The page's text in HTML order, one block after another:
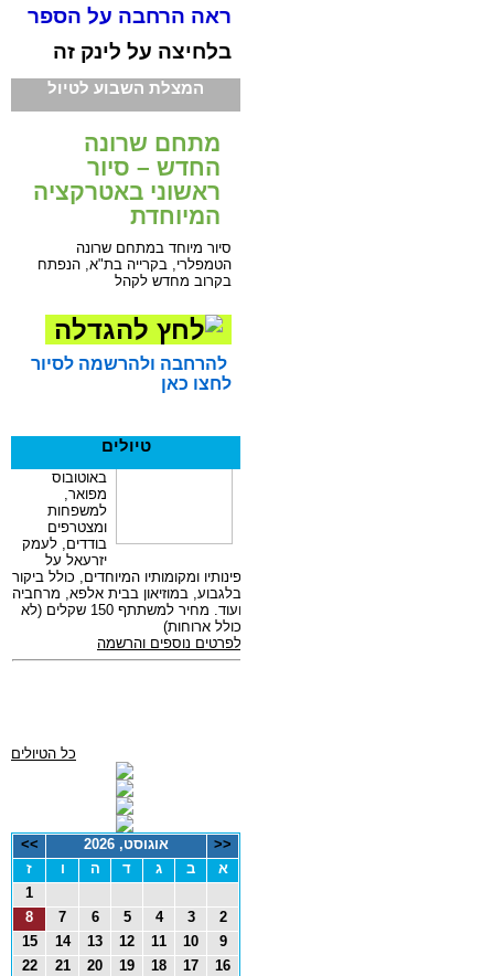
ראה הרחבה על הספר
בלחיצה על לינק זה
המצלת השבוע לטיול
מתחם שרונה
החדש – סיור
ראשוני באטרקציה
המיוחדת
סיור מיוחד במתחם שרונה
הטמפלרי, בקרייה בת"א, הנפתח
בקרוב מחדש לקהל
להרחבה ולהרשמה לסיור
לחצו כאן
טיולים
כל הטיולים
<< אוגוסט, 2026
>>
א
ב ג ד ה ו
ז
1
2
3
4
5
6
7
8
9
10
11
12
13
14
15
16
17
18
19
20
21
22